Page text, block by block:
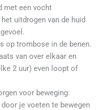
met een vocht
uitdrogen van de huid
op trombose in de benen.
van over elkaar en
2 uur) even loopt of
voor beweging:
je voeten te bewegen